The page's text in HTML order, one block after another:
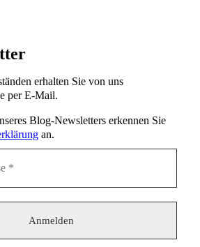
erhalten Sie von uns
per E-Mail.
Blog-Newsletters erkennen Sie
an.